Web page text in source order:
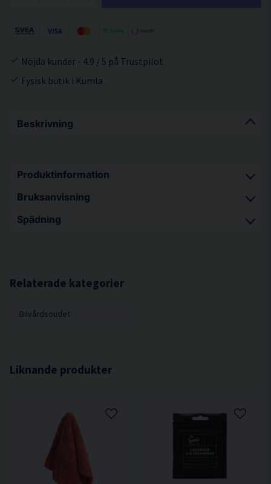
Beskrivning
Produktinformation
Snabbverkande produkt som är färdig att använda. Inriktar sig
speciellt för att mjuka upp intorkade insekter. Bryter snabbt ner
blodfläckar och insektsrester.
Bruksanvisning
Kom ihåg att alltid testa produkten på ett
Skölj noga med en högtryckstvätt, upprepa steg 1
nedsmutsning.
Spädning
Relaterade kategorier
Bilvårdsoutlet
Nöjda kunder - 4.9 / 5 på Trustpilot
Fysisk butik i Kumla
Liknande produkter